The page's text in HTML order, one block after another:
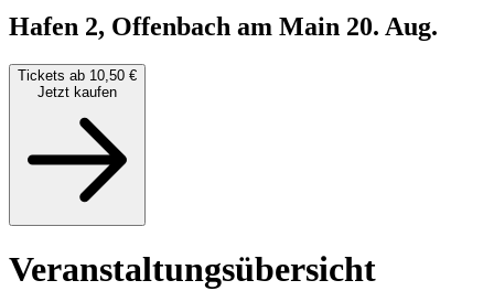
Hafen 2, Offenbach am Main 20. Aug.
Tickets ab 10,50 €
Jetzt kaufen
Veranstaltungsübersicht